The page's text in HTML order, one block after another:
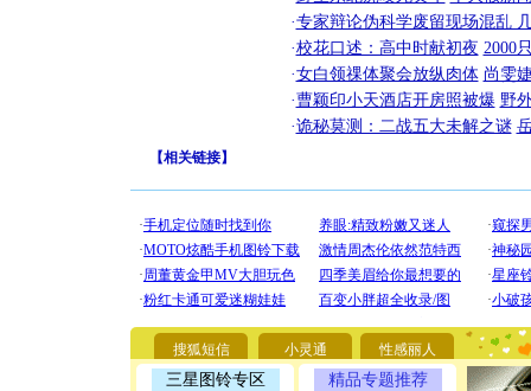
·专家辩论伪科学废留现场混乱
·校花口述：高中时献初夜 2000
·女白领祼体聚会放纵肉体 尚雯
·曹颖印小天酒店开房照被爆 野
·诡秘莫测：二战五大未解之谜
【相关链接】
搜狐短信 小灵通 性感丽人
三星图铃专区 精品专题推荐
[圣诞节]
要平安！
[圣诞节]
能正大光